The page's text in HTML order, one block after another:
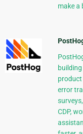
make a
product
error
CDP,